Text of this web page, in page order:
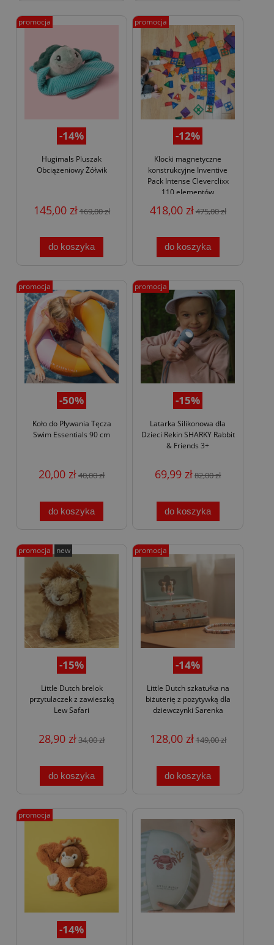
-14%
Hugimals Pluszak
Obciążeniowy Żółwik
145,00 zł169,00 zł
do koszyka
promocja
-12%
Klocki magnetyczne
konstrukcyjne Inventive
Pack Intense Cleverclixx
110 elementów
418,00 zł475,00 zł
do koszyka
promocja
-50%
Koło do Pływania Tęcza
Swim Essentials 90 cm
20,00 zł40,00 zł
do koszyka
promocja
-15%
Latarka Silikonowa dla
Dzieci Rekin SHARKY Rabbit
& Friends 3+
69,99 zł82,00 zł
do koszyka
promocja
-15%
Little Dutch brelok
przytulaczek z zawieszką
Lew Safari
28,90 zł34,00 zł
do koszyka
promocja new
-14%
Little Dutch szkatułka na
biżuterię z pozytywką dla
dziewczynki Sarenka
128,00 zł149,00 zł
do koszyka
promocja
-14%
promocja